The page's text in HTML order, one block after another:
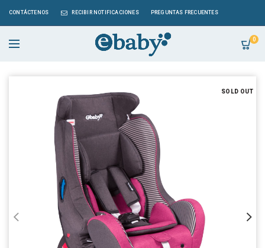
CONTÁCTENOS RECIBIR NOTIFICACIONES PREGUNTAS FRECUENTES
0
SOLD OUT